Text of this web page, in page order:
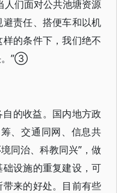
人们面对公共池塘资源
责任、搭便车和以机
的条件下，我们绝不
。”③
的收益。国内地方政
、交通同网、信息共
同治、科教同兴”，做
设施的重复建设，可
来的好处。目前有些